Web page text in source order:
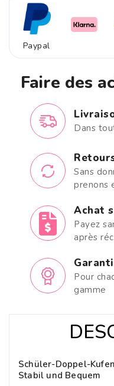
3XL
Paypal
Faire des
Dans
Sans
prenons
Achat
Payez
après
Pour
gamme
Schüler-Doppel-
Stabil und Bequem